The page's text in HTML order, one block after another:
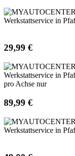
29,99 €
pro Achse nur
89,99 €